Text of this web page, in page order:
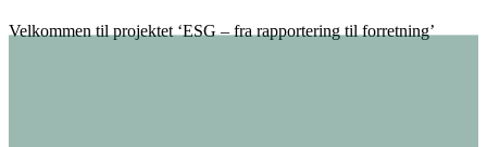
Velkommen til projektet ‘ESG – fra rapportering til forretning’